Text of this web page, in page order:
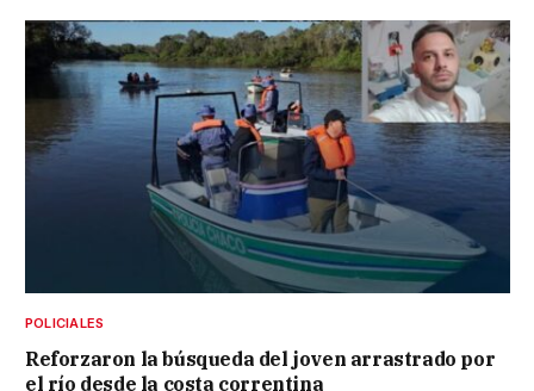
POLICIALES
Reforzaron la búsqueda del joven arrastrado por
el río desde la costa correntina